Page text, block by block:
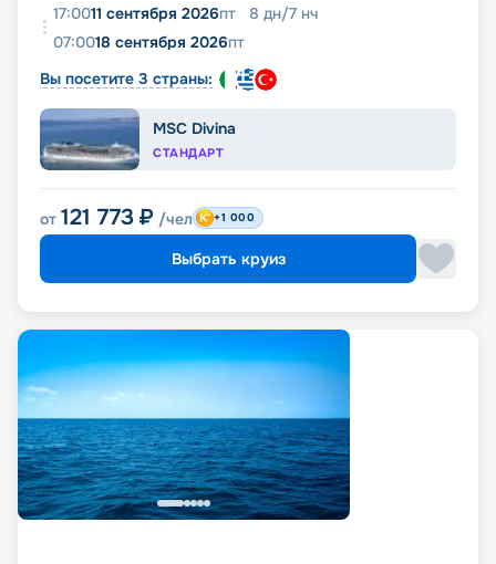
17:0011 сентября 2026пт 8 дн/7 нч
07:0018 сентября 2026пт
Вы посетите 3 страны:
MSC Divina
СТАНДАРТ
от 121 773 ₽ /чел +1 000
Выбрать круиз